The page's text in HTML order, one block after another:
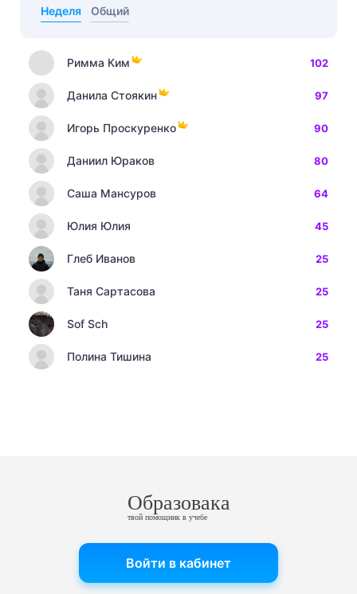
Неделя Общий
Римма Ким 102
Данила Стоякин 97
Игорь Проскуренко 90
Даниил Юраков 80
Саша Мансуров 64
Юлия Юлия 45
Глеб Иванов 25
Таня Сартасова 25
Sof Sch 25
Полина Тишина 25
Образовака
твой помощник в учебе
Войти в кабинет